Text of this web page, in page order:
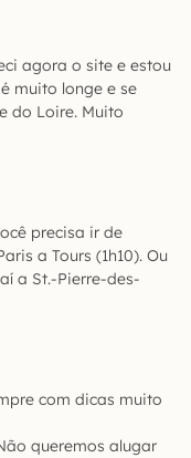
agora o site e estou
muito longe e se
do Loire. Muito
precisa ir de
a Tours (1h10). Ou
a St.-Pierre-des-
com dicas muito
queremos alugar